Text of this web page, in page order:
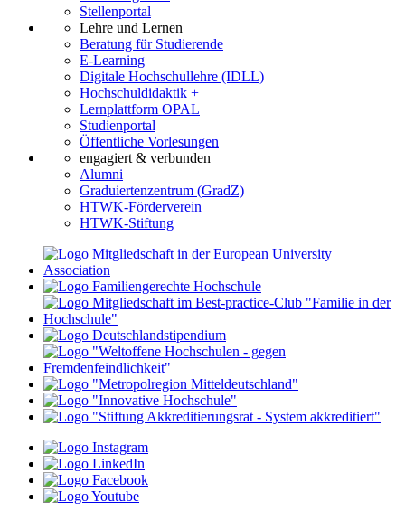
Stellenportal
Lehre und Lernen
Beratung für Studierende
E-Learning
Digitale Hochschullehre (IDLL)
Hochschuldidaktik +
Lernplattform OPAL
Studienportal
Öffentliche Vorlesungen
engagiert & verbunden
Alumni
Graduiertenzentrum (GradZ)
HTWK-Förderverein
HTWK-Stiftung